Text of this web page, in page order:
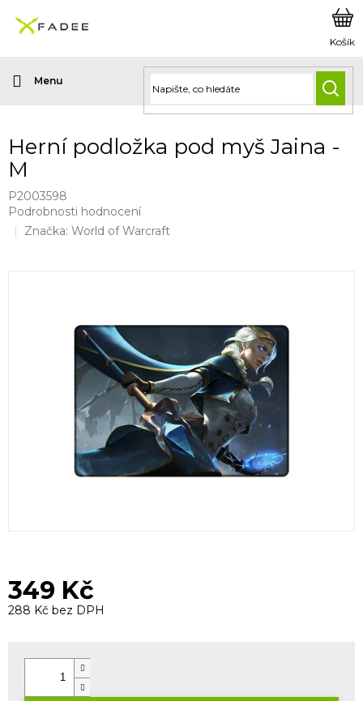
obsah
Herní podložka pod myš Jaina -
M
P2003598
Průměrné
hodnocení
Podrobnosti hodnocení
Značka: World of Warcraft
349 Kč
288 Kč bez DPH